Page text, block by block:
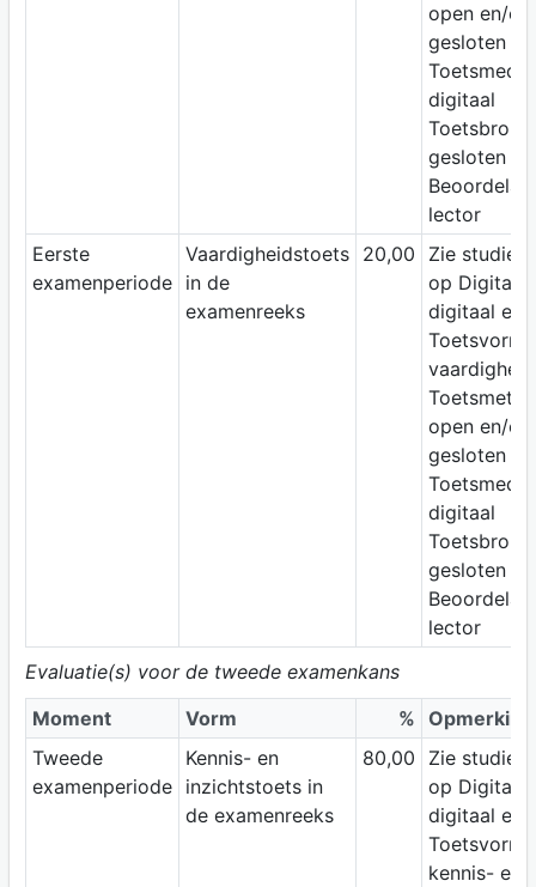
open en/of
gesloten
digitaal
Toetsbron:
gesloten
lector
Eerste
examenperiode
Vaardigheidstoets
in de
examenreeks
20,00
Zie
op Digitap;
digitaal
Toetsvorm:
open en/of
gesloten
digitaal
Toetsbron:
gesloten
lector
Evaluatie(s) voor de tweede examenkans
Moment
Vorm % Opmerking
Tweede
examenperiode
Kennis- en
inzichtstoets in
de examenreeks
80,00
Zie
op Digitap;
digitaal
Toetsvorm:
kennis- en